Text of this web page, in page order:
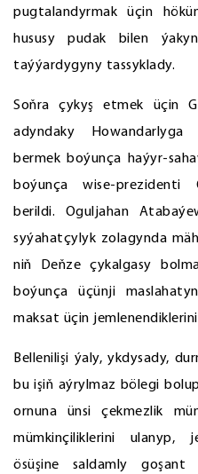
pugtalandyrmak üçin
hususy pudak bilen
taýýardygyny tassyklady.
Soňra çykyş etmek üçin
adyndaky
bermek boýunça haýyr-
boýunça wise-prezidenti
berildi. Oguljahan
syýahatçylyk zolagynda
niň Deňze çykalgasy
boýunça üçünji
maksat üçin
Bellenilişi ýaly, ykdysady,
bu işiň aýrylmaz bölegi
ornuna ünsi çekmezlik
mümkinçiliklerini ulanyp,
ösüşine saldamly